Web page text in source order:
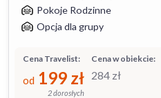
Pokoje Rodzinne
Opcja dla grupy
Cena w obiekcie:
284 zł
Cena Travelist:
od 199 zł
2 dorosłych